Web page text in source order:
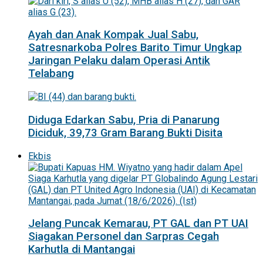
Ayah dan Anak Kompak Jual Sabu,
Satresnarkoba Polres Barito Timur Ungkap
Jaringan Pelaku dalam Operasi Antik
Telabang
Diduga Edarkan Sabu, Pria di Panarung
Diciduk, 39,73 Gram Barang Bukti Disita
Ekbis
Jelang Puncak Kemarau, PT GAL dan PT UAI
Siagakan Personel dan Sarpras Cegah
Karhutla di Mantangai